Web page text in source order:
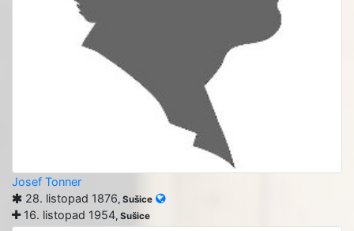
Josef Tonner
28. listopad 1876, Sušice
16. listopad 1954, Sušice